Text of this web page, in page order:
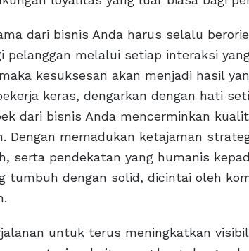
dari bisnis Anda harus selalu
pelanggan melalui setiap interaksi
kesuksesan akan menjadi hasil
keras, dengarkan dengan hati
dari bisnis Anda mencerminkan
Dengan memadukan ketajaman
serta pendekatan yang humanis
tumbuh dengan solid, dicintai oleh
untuk terus meningkatkan